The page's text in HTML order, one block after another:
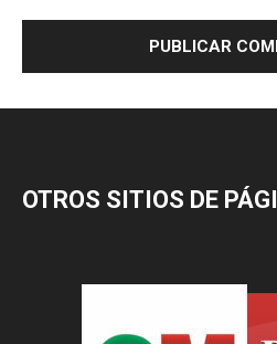
OTROS SITIOS DE